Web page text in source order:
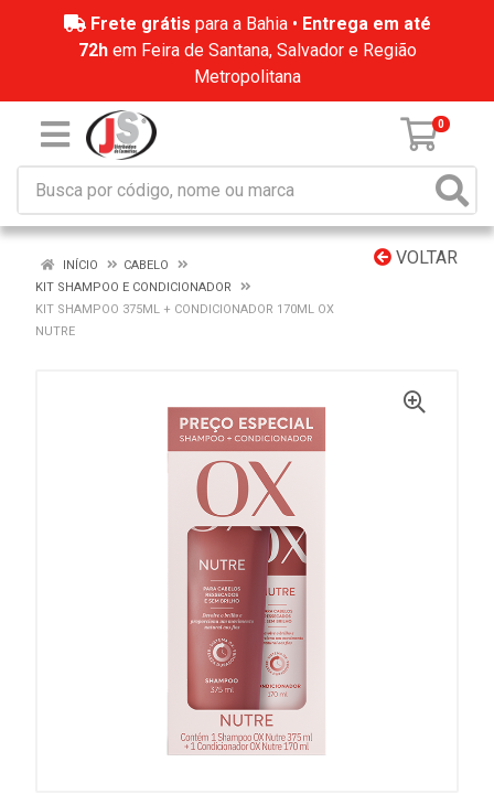
Frete grátis para a Bahia • Entrega em até
72hem Feira de Santana, Salvador e Região
Metropolitana
0
VOLTAR
INÍCIO
CABELO
KIT SHAMPOO E CONDICIONADOR
KIT SHAMPOO 375ML + CONDICIONADOR 170ML OX
NUTRE